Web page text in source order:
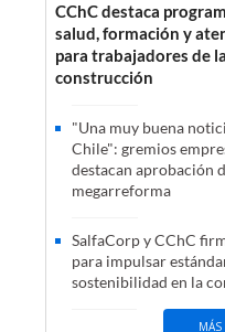
CChC destaca
salud, formación y
para trabajadores de la
construcción
"Una muy buena
Chile": gremios
destacan aprobación
megarreforma
SalfaCorp y CChC
para impulsar
sostenibilidad en la